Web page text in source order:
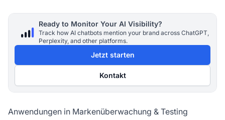
Ready to Monitor Your AI Visibility?
Track how AI chatbots mention your brand across ChatGPT,
Perplexity, and other platforms.
Jetzt starten
Kontakt
Anwendungen in Markenüberwachung & Testing